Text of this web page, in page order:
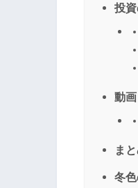
投
動
ま
冬